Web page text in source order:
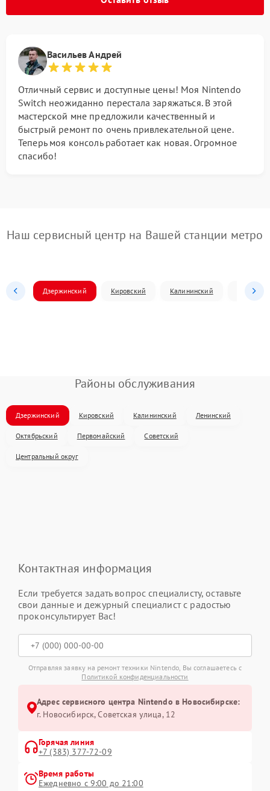
Васильев Андрей
Отличный сервис и доступные цены! Моя Nintendo
Switch неожиданно перестала заряжаться. В этой
мастерской мне предложили качественный и
быстрый ремонт по очень привлекательной цене.
Теперь моя консоль работает как новая. Огромное
спасибо!
Наш сервисный центр на Вашей станции метро
Дзержинский Кировский Калининский
Районы обслуживания
Дзержинский Кировский Калининский Ленинский
Октябрьский Первомайский Советский
Центральный округ
Контактная информация
Если требуется задать вопрос специалисту, оставьте
свои данные и дежурный специалист с радостью
проконсультирует Вас!
Отправляя заявку на ремонт техники Nintendo, Вы соглашаетесь с
Политикой конфиденциальности
Адрес сервисного центра Nintendo в Новосибирске:
г. Новосибирск, Советская улица, 12
Горячая линия
+7 (383) 377-72-09
Время работы
Ежедневно с 9:00 до 21:00